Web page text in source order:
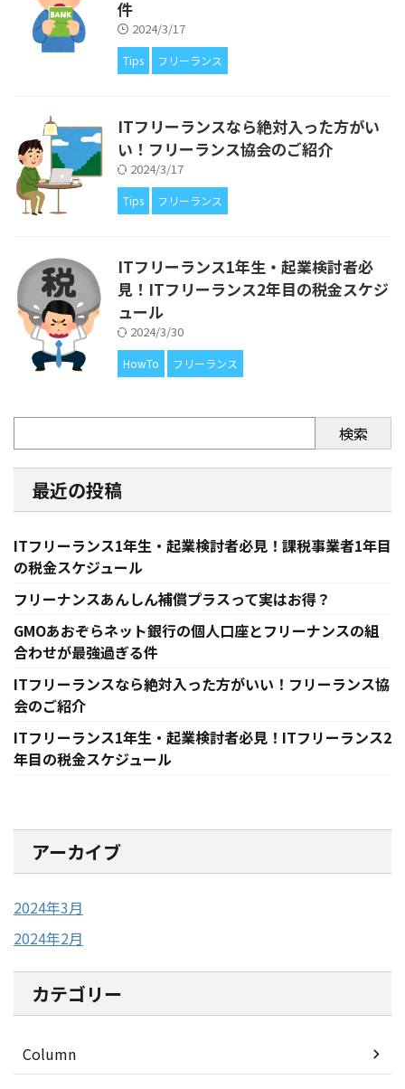
件
2024/3/17
Tips フリーランス
ITフリーランスなら絶対入った方がい
い！フリーランス協会のご紹介
2024/3/17
Tips フリーランス
ITフリーランス1年生・起業検討者必
見！ITフリーランス2年目の税金スケジ
ュール
2024/3/30
HowTo フリーランス
検索
最近の投稿
ITフリーランス1年生・起業検討者必見！課税事業者1年目
の税金スケジュール
フリーナンスあんしん補償プラスって実はお得？
GMOあおぞらネット銀行の個人口座とフリーナンスの組
合わせが最強過ぎる件
ITフリーランスなら絶対入った方がいい！フリーランス協
会のご紹介
ITフリーランス1年生・起業検討者必見！ITフリーランス2
年目の税金スケジュール
アーカイブ
2024年3月
2024年2月
カテゴリー
Column